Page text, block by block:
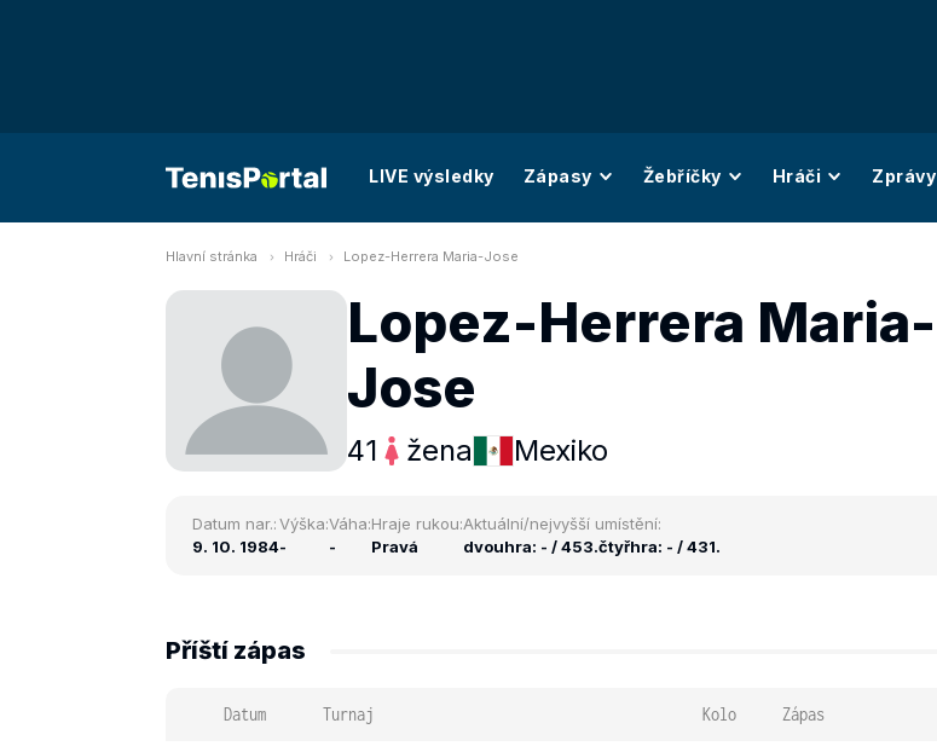
LIVE výsledky Zápasy Žebříčky Hráči Zprávy
Hlavní stránka Hráči Lopez-Herrera Maria-Jose
Lopez-Herrera Maria-
Jose
41 žena Mexiko
Datum nar.:
9. 10. 1984
Výška:
-
Váha:
-
Hraje rukou:
Pravá
Aktuální/nejvyšší umístění:
dvouhra: - / 453.čtyřhra: - / 431.
Příští zápas
Datum Turnaj Kolo Zápas